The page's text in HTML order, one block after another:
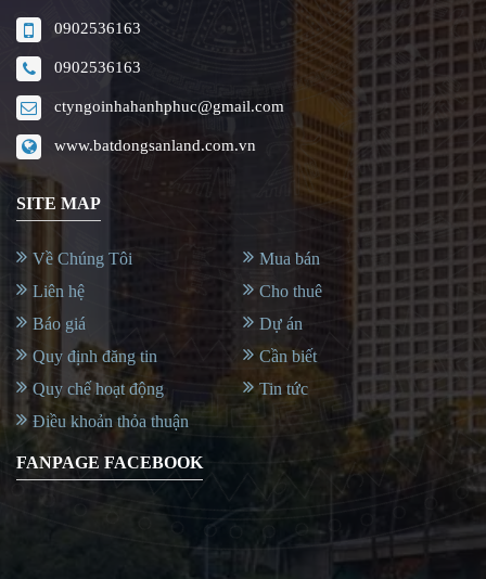
0902536163
0902536163
ctyngoinhahanhphuc@gmail.com
www.batdongsanland.com.vn
SITE MAP
Về Chúng Tôi
Liên hệ
Báo giá
Quy định đăng tin
Quy chế hoạt động
Điều khoản thỏa thuận
Mua bán
Cho thuê
Dự án
Cần biết
Tin tức
FANPAGE FACEBOOK